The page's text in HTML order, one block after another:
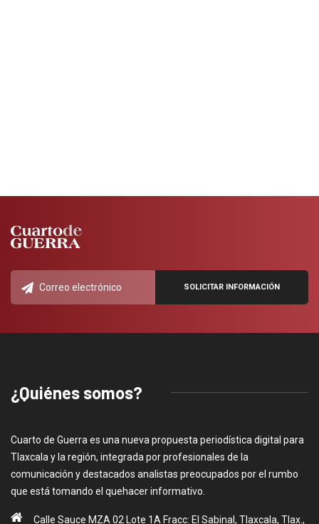
¿Quiénes somos?
Cuarto de Guerra es una nueva propuesta periodística digital para
Tlaxcala y la región, integrada por profesionales de la
comunicación y destacados analistas preocupados por el rumbo
que está tomando el quehacer informativo.
Calle Sauce MZA 02 Lote 1A Fracc: El Sabinal, Tlaxcala, Tlax.,